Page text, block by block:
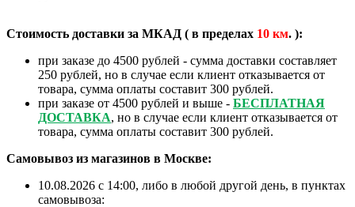
Стоимость доставки за МКАД ( в пределах 10 км. ):
при заказе до 4500 рублей - сумма доставки составляет
250 рублей, но в случае если клиент отказывается от
товара, сумма оплаты составит 300 рублей.
при заказе от 4500 рублей и выше - БЕСПЛАТНАЯ
ДОСТАВКА, но в случае если клиент отказывается от
товара, сумма оплаты составит 300 рублей.
Самовывоз из магазинов в Москве:
10.08.2026 с 14:00, либо в любой другой день, в пунктах
самовывоза: